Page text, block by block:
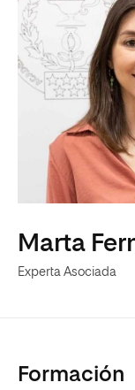
Marta
Experta Asociada
Formación